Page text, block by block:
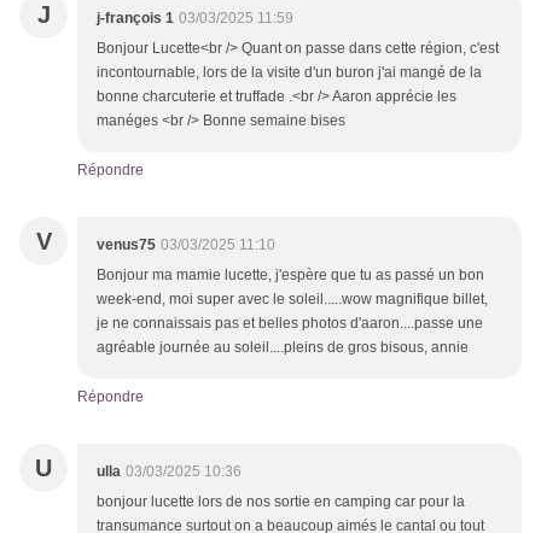
J j-françois 1 03/03/2025 11:59
Bonjour Lucette<br /> Quant on passe dans cette région, c'est
incontournable, lors de la visite d'un buron j'ai mangé de la
bonne charcuterie et truffade .<br /> Aaron apprécie les
manéges <br /> Bonne semaine bises
Répondre
V venus75 03/03/2025 11:10
Bonjour ma mamie lucette, j'espère que tu as passé un bon
week-end, moi super avec le soleil.....wow magnifique billet,
je ne connaissais pas et belles photos d'aaron....passe une
agréable journée au soleil....pleins de gros bisous, annie
Répondre
U ulla 03/03/2025 10:36
bonjour lucette lors de nos sortie en camping car pour la
transumance surtout on a beaucoup aimés le cantal ou tout